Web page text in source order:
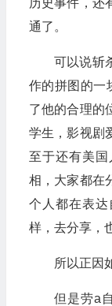
通了。
可以说斩
作的拼图的一
了他的合理的
学生，影视剧
至于还有美
相，大家都在
个人都在表
样，去分享，
所以正因
但是劳a